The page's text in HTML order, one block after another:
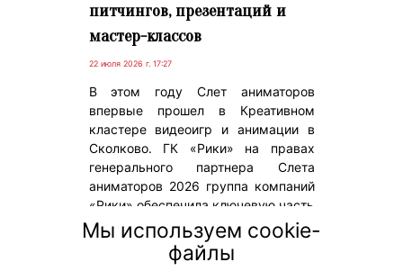
питчингов, презентаций и
мастер-классов
22 июля 2026 г. 17:27
В этом году Слет аниматоров
впервые прошел в Креативном
кластере видеоигр и анимации в
Сколково. ГК «Рики» на правах
генерального партнера Слета
аниматоров 2026 группа компаний
«Рики» обеспечила ключевую часть
делового трека, проведя более
десяти профильных сессий,
презентаций проектов и
Мы используем cookie-
файлы